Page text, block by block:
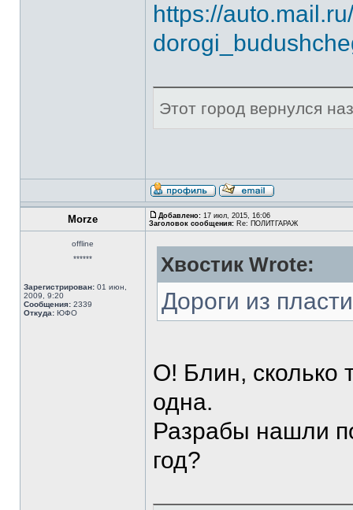
https://
Этот город вернулся
Morze Добавлено: 17 июл, 2015, 16:06
Заголовок сообщения: Re: ПОЛИТГАРАЖ
offline
******
Зарегистрирован: 01 июн,
2009, 9:20
Сообщения: 2339
Откуда: ЮФО
Хвостик Wrote:
Дороги из
О! Блин, сколько
одна.
Разрабы нашли
год?